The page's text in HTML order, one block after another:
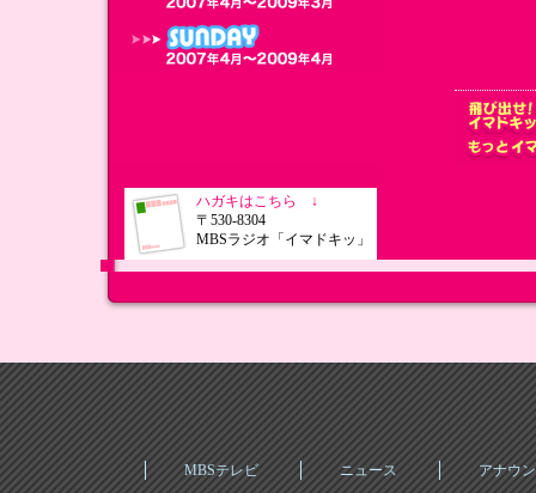
ハガキはこちら ↓
〒530-8304
MBSラジオ「イマドキッ」
MBSテレビ ニュース アナウ